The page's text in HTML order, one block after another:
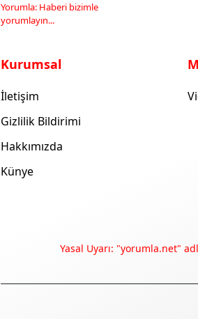
Yorumla: Haberi bizimle
yorumlayın...
Kurumsal
İletişim
Gizlilik Bildirimi
Hakkımızda
Künye
Yasal Uyarı: "yorumla.net"